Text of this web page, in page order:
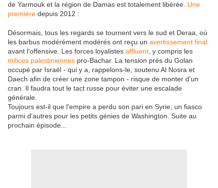
de Yarmouk et la région de Damas est totalement libérée. Une
première depuis 2012 :
Désormais, tous les regards se tournent vers le sud et Deraa, où
les barbus modérément modérés ont reçu un avertissement final
avant l'offensive. Les forces loyalistes affluent , y compris les
milices palestiniennes pro-Bachar. La tension près du Golan
occupé par Israël - qui y a, rappelons-le, soutenu Al Nosra et
Daech afin de créer une zone tampon - risque de monter d'un
cran. Il faudra tout le tact russe pour éviter une escalade
générale.
Toujours est-il que l'empire a perdu son pari en Syrie, un fiasco
parmi d'autres pour les petits génies de Washington. Suite au
prochain épisode...